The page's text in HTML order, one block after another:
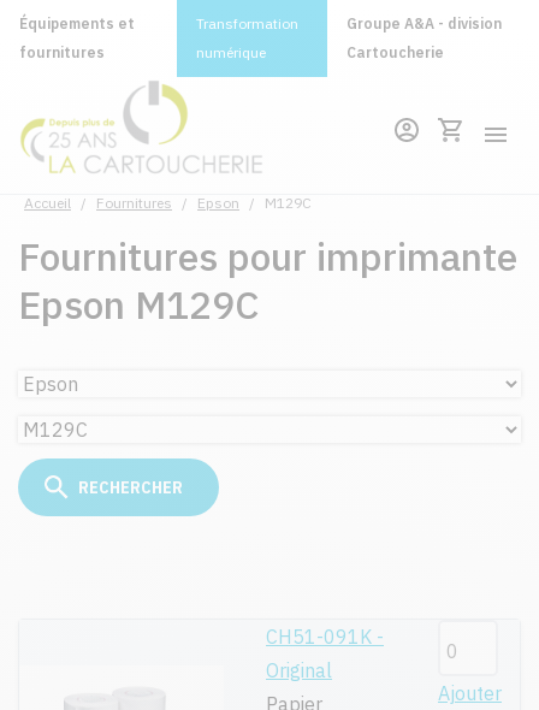
Équipements et
fournitures
Transformation
numérique
Groupe A&A - division
Cartoucherie
Accueil / Fournitures / Epson / M129C
Fournitures pour imprimante
Epson M129C
CH51-091K -
Original
Papier
Ajouter